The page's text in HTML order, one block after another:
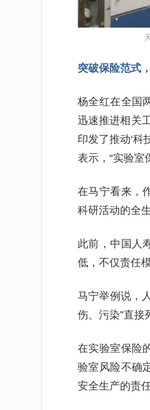
突破保险范式
杨全红在全国
迅速推进相关
印发了推动‘
表示，“实验室
在马宁看来，
科研活动的全
此前，中国人
低，不仅责任
马宁举例说，
伤、污染”直接
在实验室保险
验室风险不确
安全生产的责